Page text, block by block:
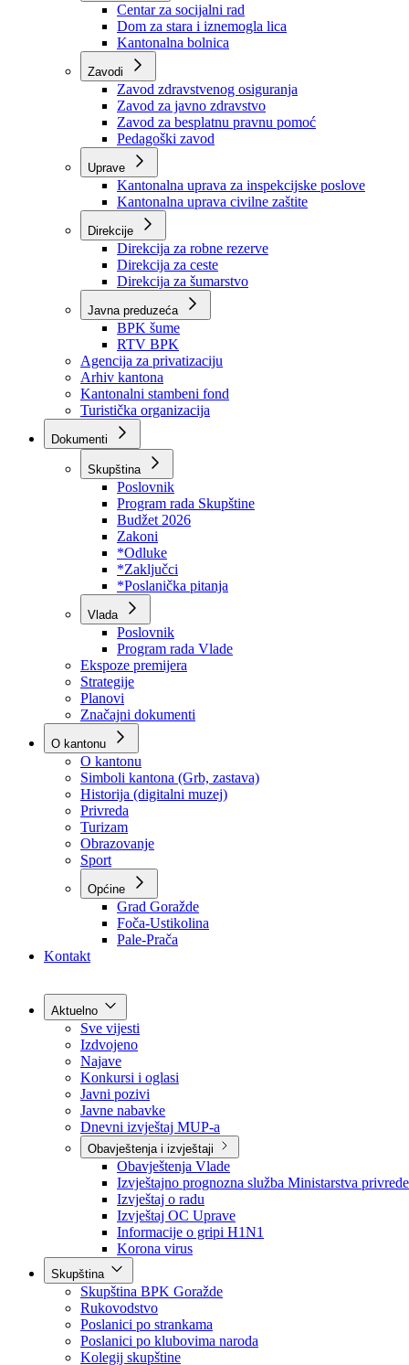
Služba za zapošljavanje
Ustanove
Centar za socijalni rad
Dom za stara i iznemogla lica
Kantonalna bolnica
Zavodi
Zavod zdravstvenog osiguranja
Zavod za javno zdravstvo
Zavod za besplatnu pravnu pomoć
Pedagoški zavod
Kantonalna uprava za inspekcijske poslove
Kantonalna uprava civilne zaštite
Direkcije
Direkcija za robne rezerve
Direkcija za ceste
Direkcija za šumarstvo
Javna preduzeća
BPK šume
RTV BPK
Agencija za privatizaciju
Arhiv kantona
Kantonalni stambeni fond
Turistička organizacija
Dokumenti
Skupština
Poslovnik
Program rada Skupštine
Budžet 2026
Zakoni
*Odluke
*Zaključci
*Poslanička pitanja
Vlada
Poslovnik
Program rada Vlade
Ekspoze premijera
Strategije
Planovi
Značajni dokumenti
O kantonu
O kantonu
Simboli kantona (Grb, zastava)
Historija (digitalni muzej)
Privreda
Turizam
Obrazovanje
Sport
Općine
Kontakt
Aktuelno
Sve vijesti
Izdvojeno
Najave
Konkursi i oglasi
Javni pozivi
Javne nabavke
Dnevni izvještaj MUP-a
Obavještenja i izvještaji
Obavještenja Vlade
Izvještajno prognozna služba Ministarstva privrede
Izvještaj o radu
Izvještaj OC Uprave
Informacije o gripi H1N1
Korona virus
Skupština
Skupština BPK Goražde
Rukovodstvo